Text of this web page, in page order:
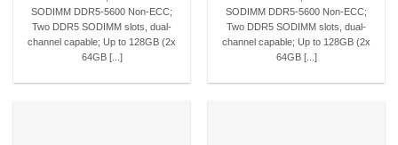
SODIMM DDR5-5600 Non-ECC;
Two DDR5 SODIMM slots, dual-
channel capable; Up to 128GB (2x
64GB [...]
SODIMM DDR5-5600 Non-ECC;
Two DDR5 SODIMM slots, dual-
channel capable; Up to 128GB (2x
64GB [...]